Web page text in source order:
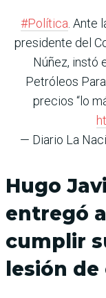
#Política . Ante
presidente del
Núñez, instó
Petróleos
precios “lo
— Diario La
Hugo
entregó
cumplir
lesión de